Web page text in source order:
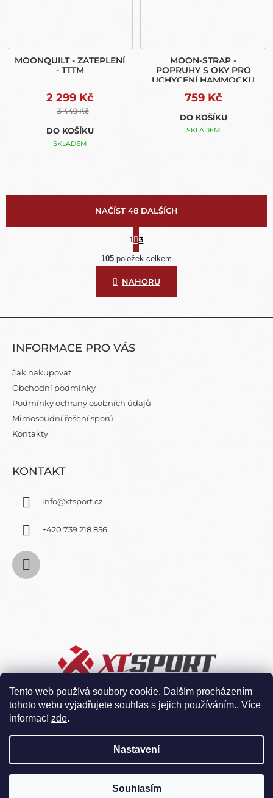
Tento web používá soubory cookie. Dalším procházením
tohoto webu vyjadřujete souhlas s jejich používáním.. Více
informací zde.
Nastavení
Souhlasím
MOONQUILT - ZATEPLENÍ
- TTTM
2 299 Kč
3 449 Kč
DO KOŠÍKU
SKLADEM
MOON-STRAP -
POPRUHY S OKY PRO
UCHYCENÍ HAMMOCKU
759 Kč
DO KOŠÍKU
SKLADEM
O
V
Á
D
C
V
NAČÍST 48 DALŠÍCH
S
T
R
Á
N
K
O
V
N
1 3
105 položek celkem
NAHORU
INFORMACE PRO VÁS
Jak nakupovat
Obchodní podmínky
Podmínky ochrany osobních údajů
Mimosoudní řešení sporů
Kontakty
KONTAKT
info@xtsport.cz
+420 739 218 856
Vytvořil Shoptet